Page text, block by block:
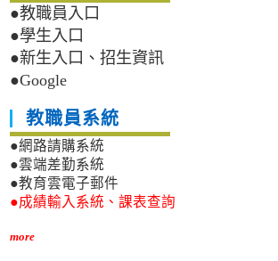
●教職員入口
●學生入口
●新生入口、招生資訊
●Google
教職員系統
●網路請購系統
●雲端差勤系統
●教育雲電子郵件
●成績輸入系統、課表查詢
more